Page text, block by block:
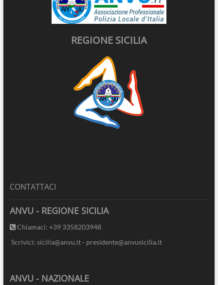
REGIONE SICILIA
CONTATTACI
ANVU - REGIONE SICILIA
Chiamaci: +39 3358203948
Scrivici: sicilia@anvu.it - presidente@anvusicilia.it
ANVU - NAZIONALE